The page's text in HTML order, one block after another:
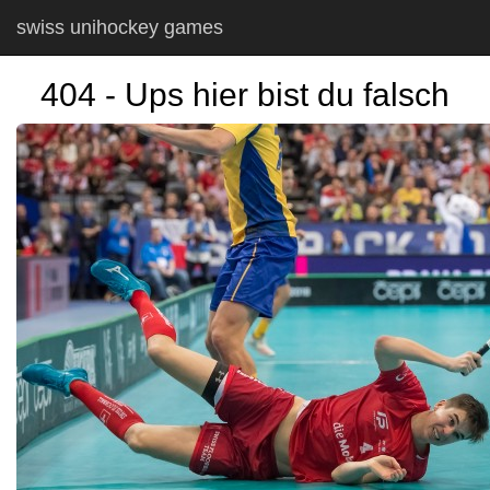
swiss unihockey games
404 - Ups hier bist du falsch